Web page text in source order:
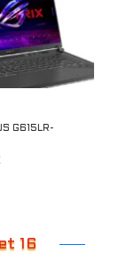
G615LR-
16